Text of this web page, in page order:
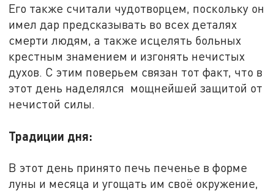
Его также считали чудотворцем, поскольку он
имел дар предсказывать во всех деталях
смерти людям, а также исцелять больных
крестным знамением и изгонять нечистых
духов. С этим поверьем связан тот факт, что в
этот день наделялся мощнейшей защитой от
нечистой силы.
Традиции дня:
В этот день принято печь печенье в форме
луны и месяца и угощать им своё окружение,